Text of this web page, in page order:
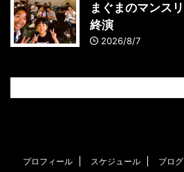
まぐまのマンス
終演
2026/8/7
プロフィール スケジュール ブログ